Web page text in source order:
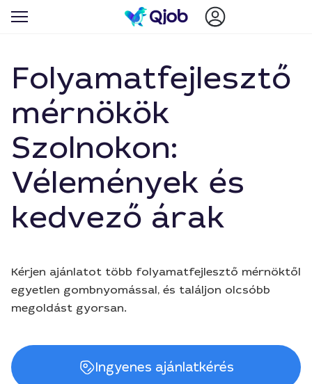
Folyamatfejlesztő
mérnökök
Szolnokon:
Vélemények és
kedvező árak
Kérjen ajánlatot több folyamatfejlesztő mérnöktől
egyetlen gombnyomással, és találjon olcsóbb
megoldást gyorsan.
Ingyenes ajánlatkérés